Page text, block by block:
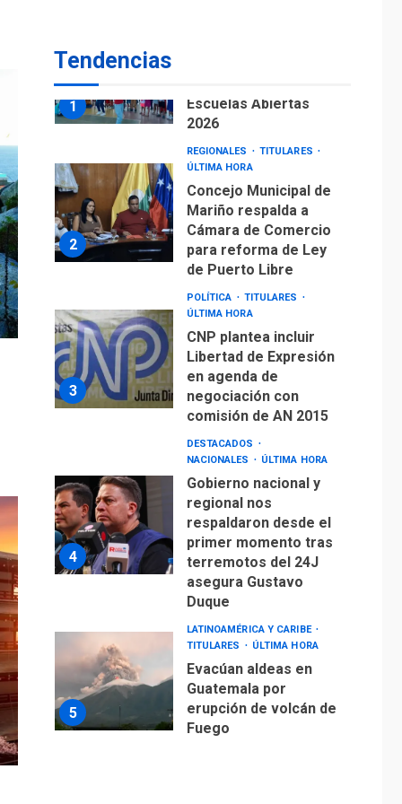
Tendencias
1
Escuelas Abiertas
2026
2
REGIONALES
TITULARES
ÚLTIMA HORA
Concejo Municipal de
Mariño respalda a
Cámara de Comercio
para reforma de Ley
de Puerto Libre
3
POLÍTICA
TITULARES
ÚLTIMA HORA
CNP plantea incluir
Libertad de Expresión
en agenda de
negociación con
comisión de AN 2015
4
DESTACADOS
NACIONALES
ÚLTIMA HORA
Gobierno nacional y
regional nos
respaldaron desde el
primer momento tras
terremotos del 24J
asegura Gustavo
Duque
5
LATINOAMÉRICA Y CARIBE
TITULARES
ÚLTIMA HORA
Evacúan aldeas en
Guatemala por
erupción de volcán de
Fuego